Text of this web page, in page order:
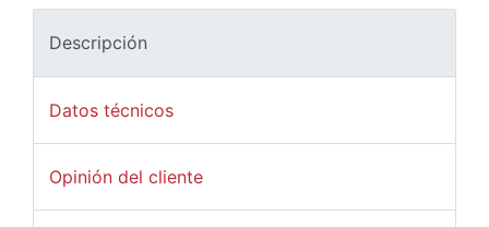
Descripción
Datos técnicos
Opinión del cliente